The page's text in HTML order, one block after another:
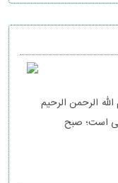
الرحمن الرحیم
است؛ صبح